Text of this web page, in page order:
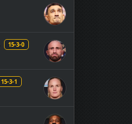
15-3-0
15-3-1